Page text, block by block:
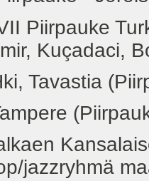
Piirpauke